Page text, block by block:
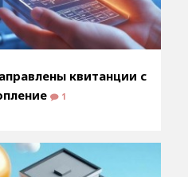
квитанции с
1